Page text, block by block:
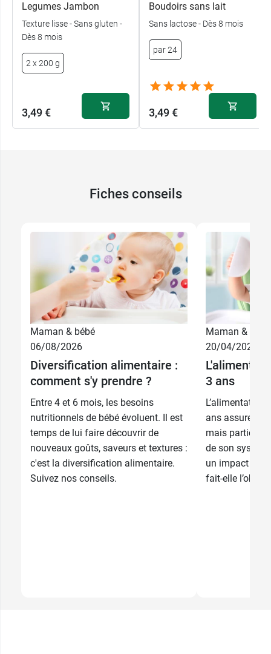
Legumes Jambon
Texture lisse - Sans gluten -
Dès 8 mois
2 x 200 g
3,49 €
Boudoirs sans lait
Sans lactose - Dès 8 mois
par 24
3,49 €
Fiches conseils
Maman & bébé
06/08/2026
Diversification alimentaire :
comment s'y prendre ?
Entre 4 et 6 mois, les besoins
nutritionnels de bébé évoluent. Il est
temps de lui faire découvrir de
nouveaux goûts, saveurs et textures :
c'est la diversification alimentaire.
Suivez nos conseils.
Maman & bébé
20/04/2026
3 ans
L’alimentation
ans assure
mais participe
de son
un impact sur
fait-elle l’objet